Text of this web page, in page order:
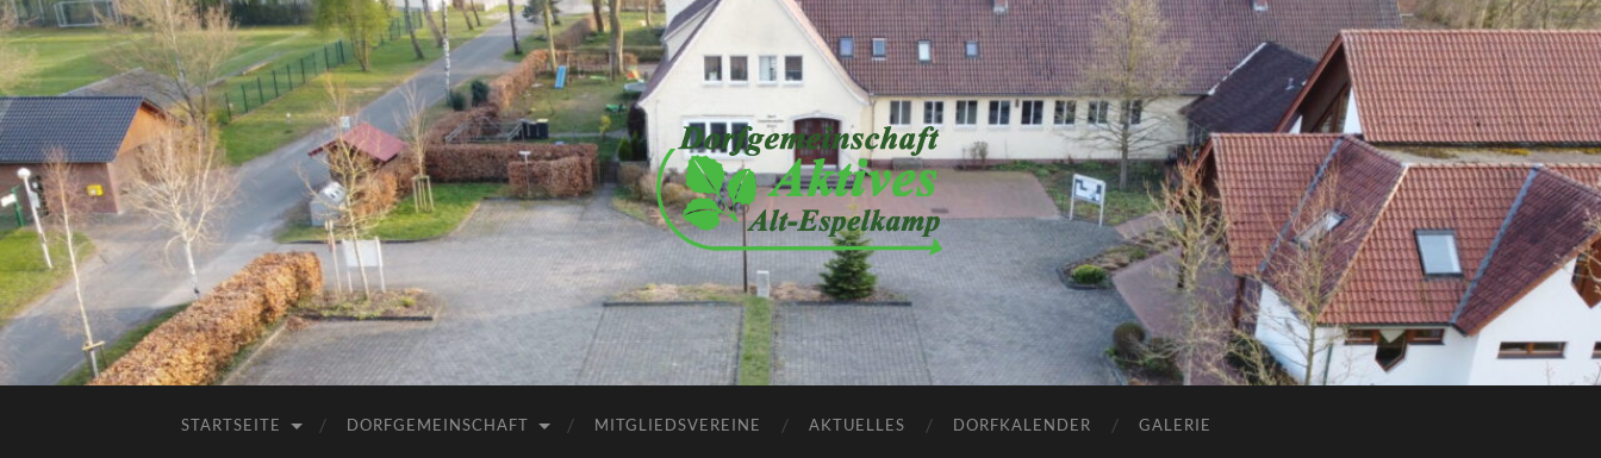
Dorfgemeinschaft
Aktives
Alt-
Espelkamp
e.V.
STARTSEITE DORFGEMEINSCHAFT MITGLIEDSVEREINE AKTUELLES DORFKALENDER GALERIE